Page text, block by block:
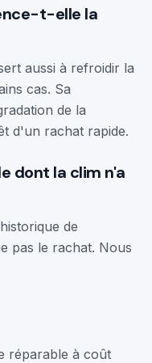
t-elle la
aussi à refroidir la
cas. Sa
de la
d'un rachat rapide.
dont la clim n'a
de
pas le rachat. Nous
réparable à coût